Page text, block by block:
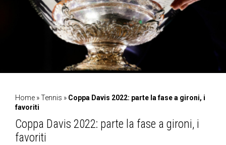
Home »Tennis » Coppa Davis 2022: parte la fase a gironi, i
favoriti
Coppa Davis 2022: parte la fase a gironi, i
favoriti